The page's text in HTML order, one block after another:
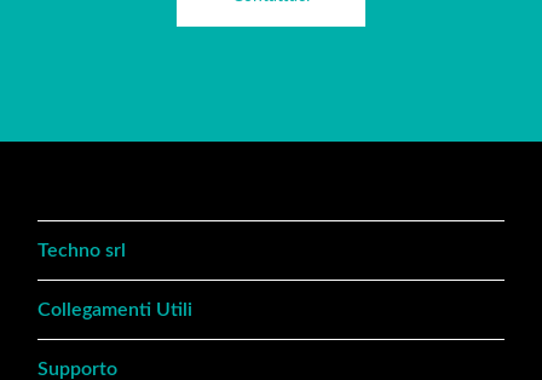
Techno srl
Collegamenti Utili
Supporto